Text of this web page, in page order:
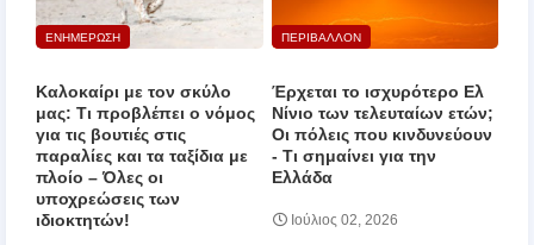
ΕΝΗΜΕΡΩΣΗ
Καλοκαίρι με τον σκύλο
μας: Τι προβλέπει ο νόμος
για τις βουτιές στις
παραλίες και τα ταξίδια με
πλοίο – Όλες οι
υποχρεώσεις των
ιδιοκτητών!
ΠΕΡΙΒΑΛΛΟΝ
Έρχεται το ισχυρότερο Ελ
Νίνιο των τελευταίων ετών;
Οι πόλεις που κινδυνεύουν
‑ Τι σημαίνει για την
Ελλάδα
Ιούλιος 02, 2026